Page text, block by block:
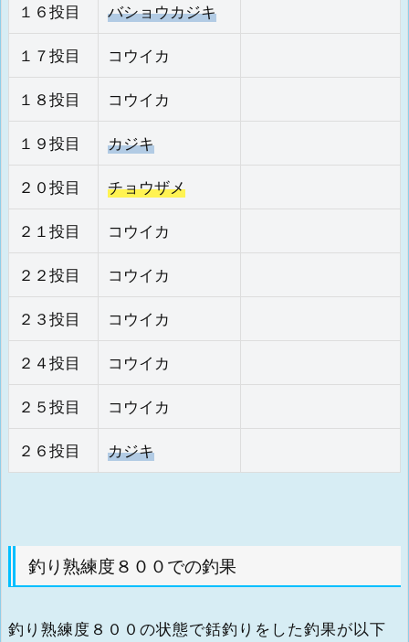
１６投目 バショウカジキ
１７投目 コウイカ
１８投目 コウイカ
１９投目 カジキ
２０投目 チョウザメ
２１投目 コウイカ
２２投目 コウイカ
２３投目 コウイカ
２４投目 コウイカ
２５投目 コウイカ
２６投目 カジキ
釣り熟練度８００での釣果
釣り熟練度８００の状態で銛釣りをした釣果が以下